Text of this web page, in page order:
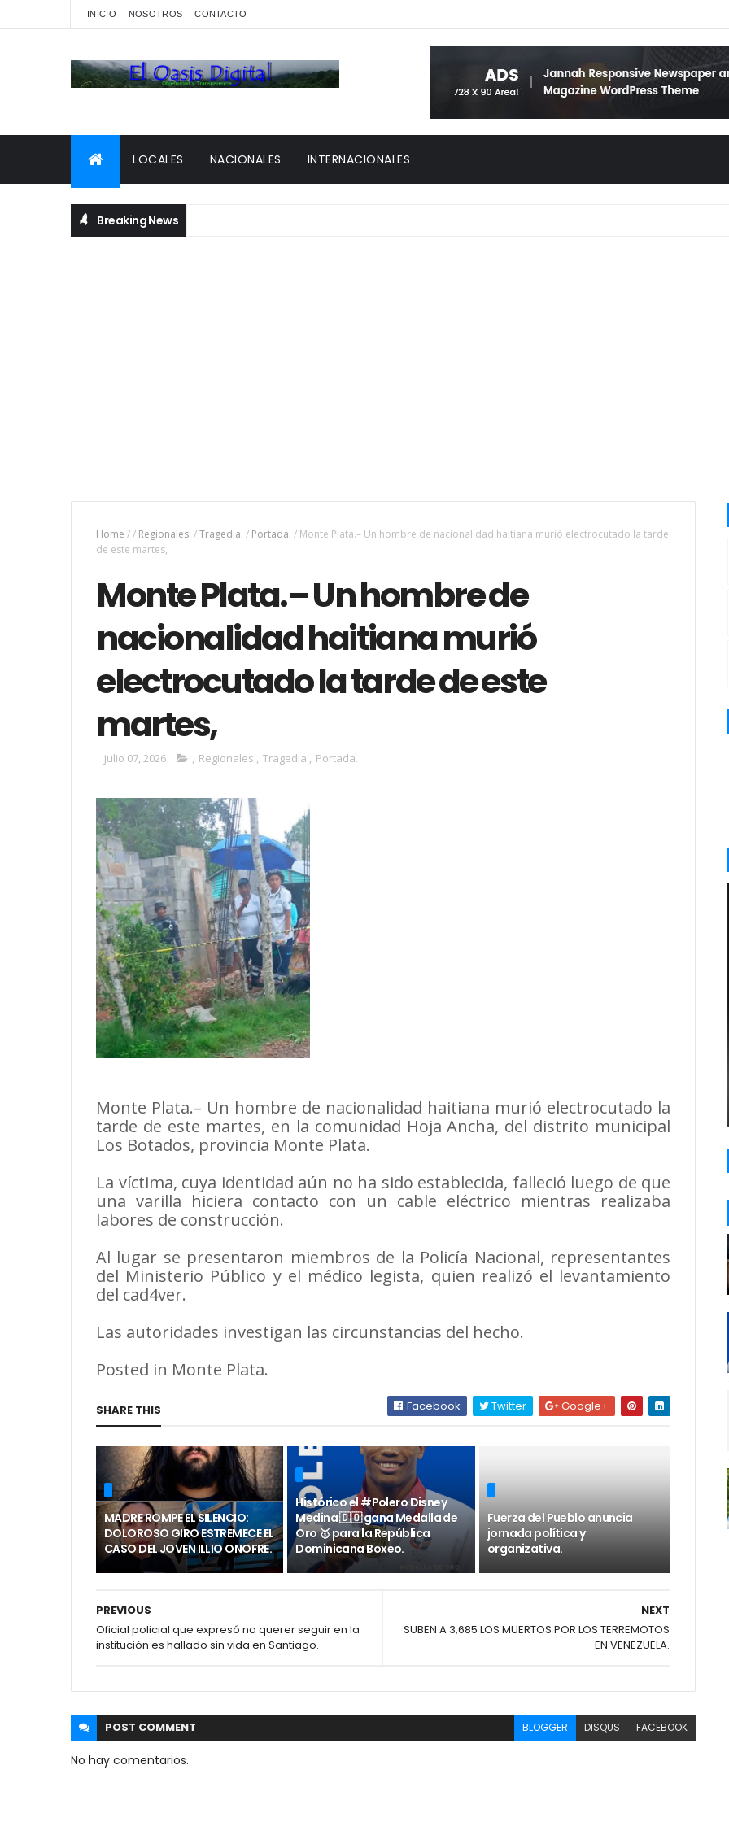
INICIO NOSOTROS CONTACTO
LOCALES NACIONALES INTERNACIONALES
Breaking News
Home // Regionales. /Tragedia. / Portada. / Monte Plata.– Un hombre de nacionalidad haitiana murió electrocutado la tarde
de este martes,
Monte Plata.– Un hombre de
nacionalidad haitiana murió
electrocutado la tarde de este
martes,
julio 07, 2026 , Regionales., Tragedia., Portada.
Monte Plata.– Un hombre de nacionalidad haitiana murió electrocutado la
tarde de este martes, en la comunidad Hoja Ancha, del distrito municipal
Los Botados, provincia Monte Plata.
La víctima, cuya identidad aún no ha sido establecida, falleció luego de que
una varilla hiciera contacto con un cable eléctrico mientras realizaba
labores de construcción.
Al lugar se presentaron miembros de la Policía Nacional, representantes
del Ministerio Público y el médico legista, quien realizó el levantamiento
del cad4ver.
Las autoridades investigan las circunstancias del hecho.
Posted in Monte Plata.
SHARE THIS Facebook Twitter Google+
MADRE ROMPE EL SILENCIO:
DOLOROSO GIRO ESTREMECE EL
CASO DEL JOVEN ILLIO ONOFRE.
Histórico el #Polero Disney
Medina 🇩🇴 gana Medalla de
Oro 🥇 para la República
Dominicana Boxeo.
Fuerza del Pueblo anuncia
jornada política y
organizativa.
NEXT
SUBEN A 3,685 LOS MUERTOS POR LOS TERREMOTOS
EN VENEZUELA.
PREVIOUS
Oficial policial que expresó no querer seguir en la
institución es hallado sin vida en Santiago.
POST COMMENT BLOGGER DISQUS FACEBOOK
No hay comentarios.